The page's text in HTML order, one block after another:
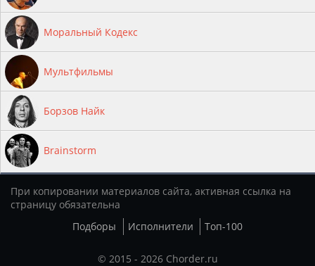
Моральный Кодекс
Мультфильмы
Борзов Найк
Brainstorm
При копировании материалов сайта, активная ссылка на
страницу обязательна
Подборы
Исполнители Топ-100
© 2015 - 2026 Chorder.ru